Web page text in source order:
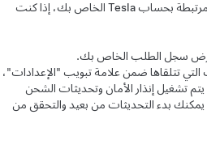
التحويل إلى سيارة مختلفة مرتبطة بحساب Tesla الخاص بك، إذا كنت
سجل الطلب الخاص بك.
ضمن علامة تبويب "الإعدادات"،
تشغيل إنذار الأمان وتحديثات الشحن
بدء التحديثات من بعيد والتحقق من